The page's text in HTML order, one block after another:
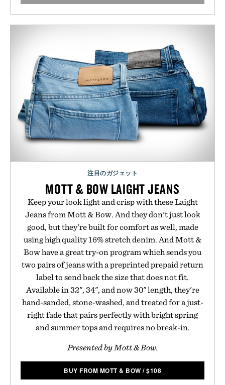
注目のガジェット
MOTT & BOW LAIGHT JEANS
Keep your look light and crisp with these Laight
Jeans from Mott & Bow. And they don't just look
good, but they're built for comfort as well, made
using high quality 16% stretch denim. And Mott &
Bow have a great try-on program which sends you
two pairs of jeans with a preprinted prepaid return
label to send back the size that does not fit.
Available in 32", 34", and now 30" length, they're
hand-sanded, stone-washed, and treated for a just-
right fade that pairs perfectly with bright spring
and summer tops and requires no break-in.
Presented by Mott & Bow.
BUY FROM MOTT & BOW /$108